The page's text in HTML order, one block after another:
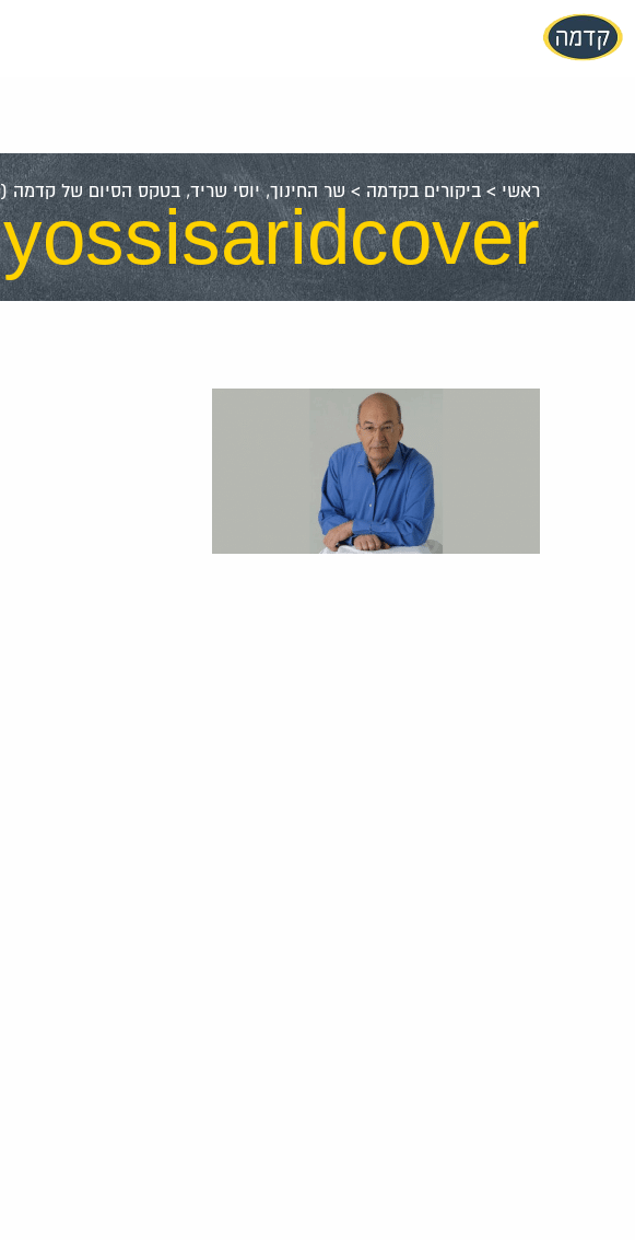
עבור
אל
ראשי>ביקורים בקדמה>שר החינוך, יוסי שריד, בטקס הסיום של קדמה (2000)
yossisaridcover